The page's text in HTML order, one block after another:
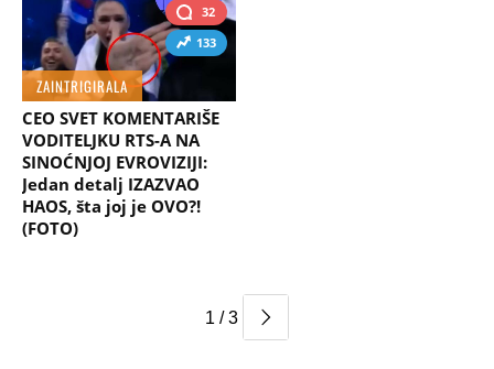
32
133
ZAINTRIGIRALA
CEO SVET KOMENTARIŠE
VODITELJKU RTS-A NA
SINOĆNJOJ EVROVIZIJI:
Jedan detalj IZAZVAO
HAOS, šta joj je OVO?!
(FOTO)
1 / 3